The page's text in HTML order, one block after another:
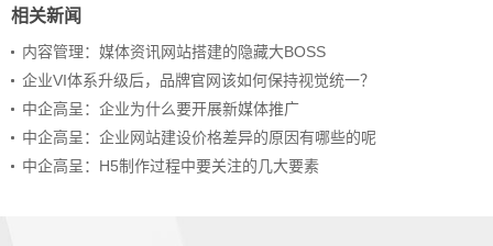
相关新闻
内容管理：媒体资讯网站搭建的隐藏大BOSS
企业VI体系升级后，品牌官网该如何保持视觉统一？
中企高呈：企业为什么要开展新媒体推广
中企高呈：企业网站建设价格差异的原因有哪些的呢
中企高呈：H5制作过程中要关注的几大要素